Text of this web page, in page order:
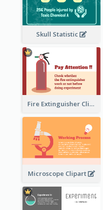
Skull Statistic
Fire Extinguisher Clipart
Microscope Clipart